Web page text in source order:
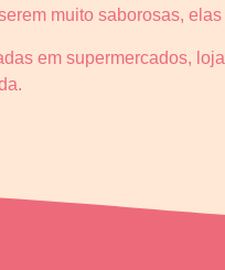
muito saborosas,
em supermercados,